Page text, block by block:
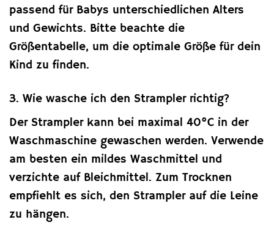
passend für Babys unterschiedlichen Alters
und Gewichts. Bitte beachte die
Größentabelle, um die optimale Größe für dein
Kind zu finden.
3. Wie wasche ich den Strampler richtig?
Der Strampler kann bei maximal 40°C in der
Waschmaschine gewaschen werden. Verwende
am besten ein mildes Waschmittel und
verzichte auf Bleichmittel. Zum Trocknen
empfiehlt es sich, den Strampler auf die Leine
zu hängen.